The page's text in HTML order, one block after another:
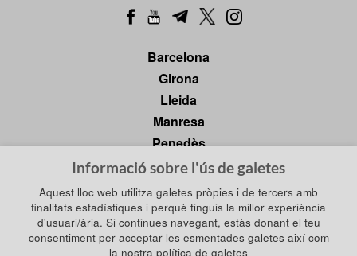
Barcelona
Girona
Lleida
Manresa
Penedès
Tarragona
Tortosa
Política de privadesa
Política de galetes
Informació sobre l'ús de galetes
Aquest lloc web utilitza galetes pròpies i de tercers amb
finalitats estadístiques i perquè tinguis la millor experiència
d'usuari/ària. Si continues navegant, estàs donant el teu
consentiment per acceptar les esmentades galetes així com
la nostra política de galetes